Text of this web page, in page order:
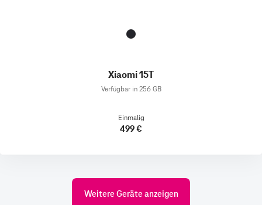
Xiaomi 15T
Verfügbar in 256 GB
Einmalig
499 €
Weitere Geräte anzeigen